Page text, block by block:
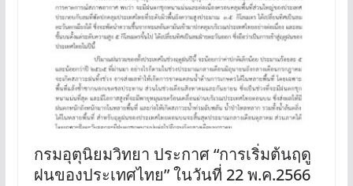
กรมอุตุนิยมวิทยา ประกาศ “การเริ่มต้นฤดู
ฝนของประเทศไทย” ในวันที่ 22 พ.ค.2566